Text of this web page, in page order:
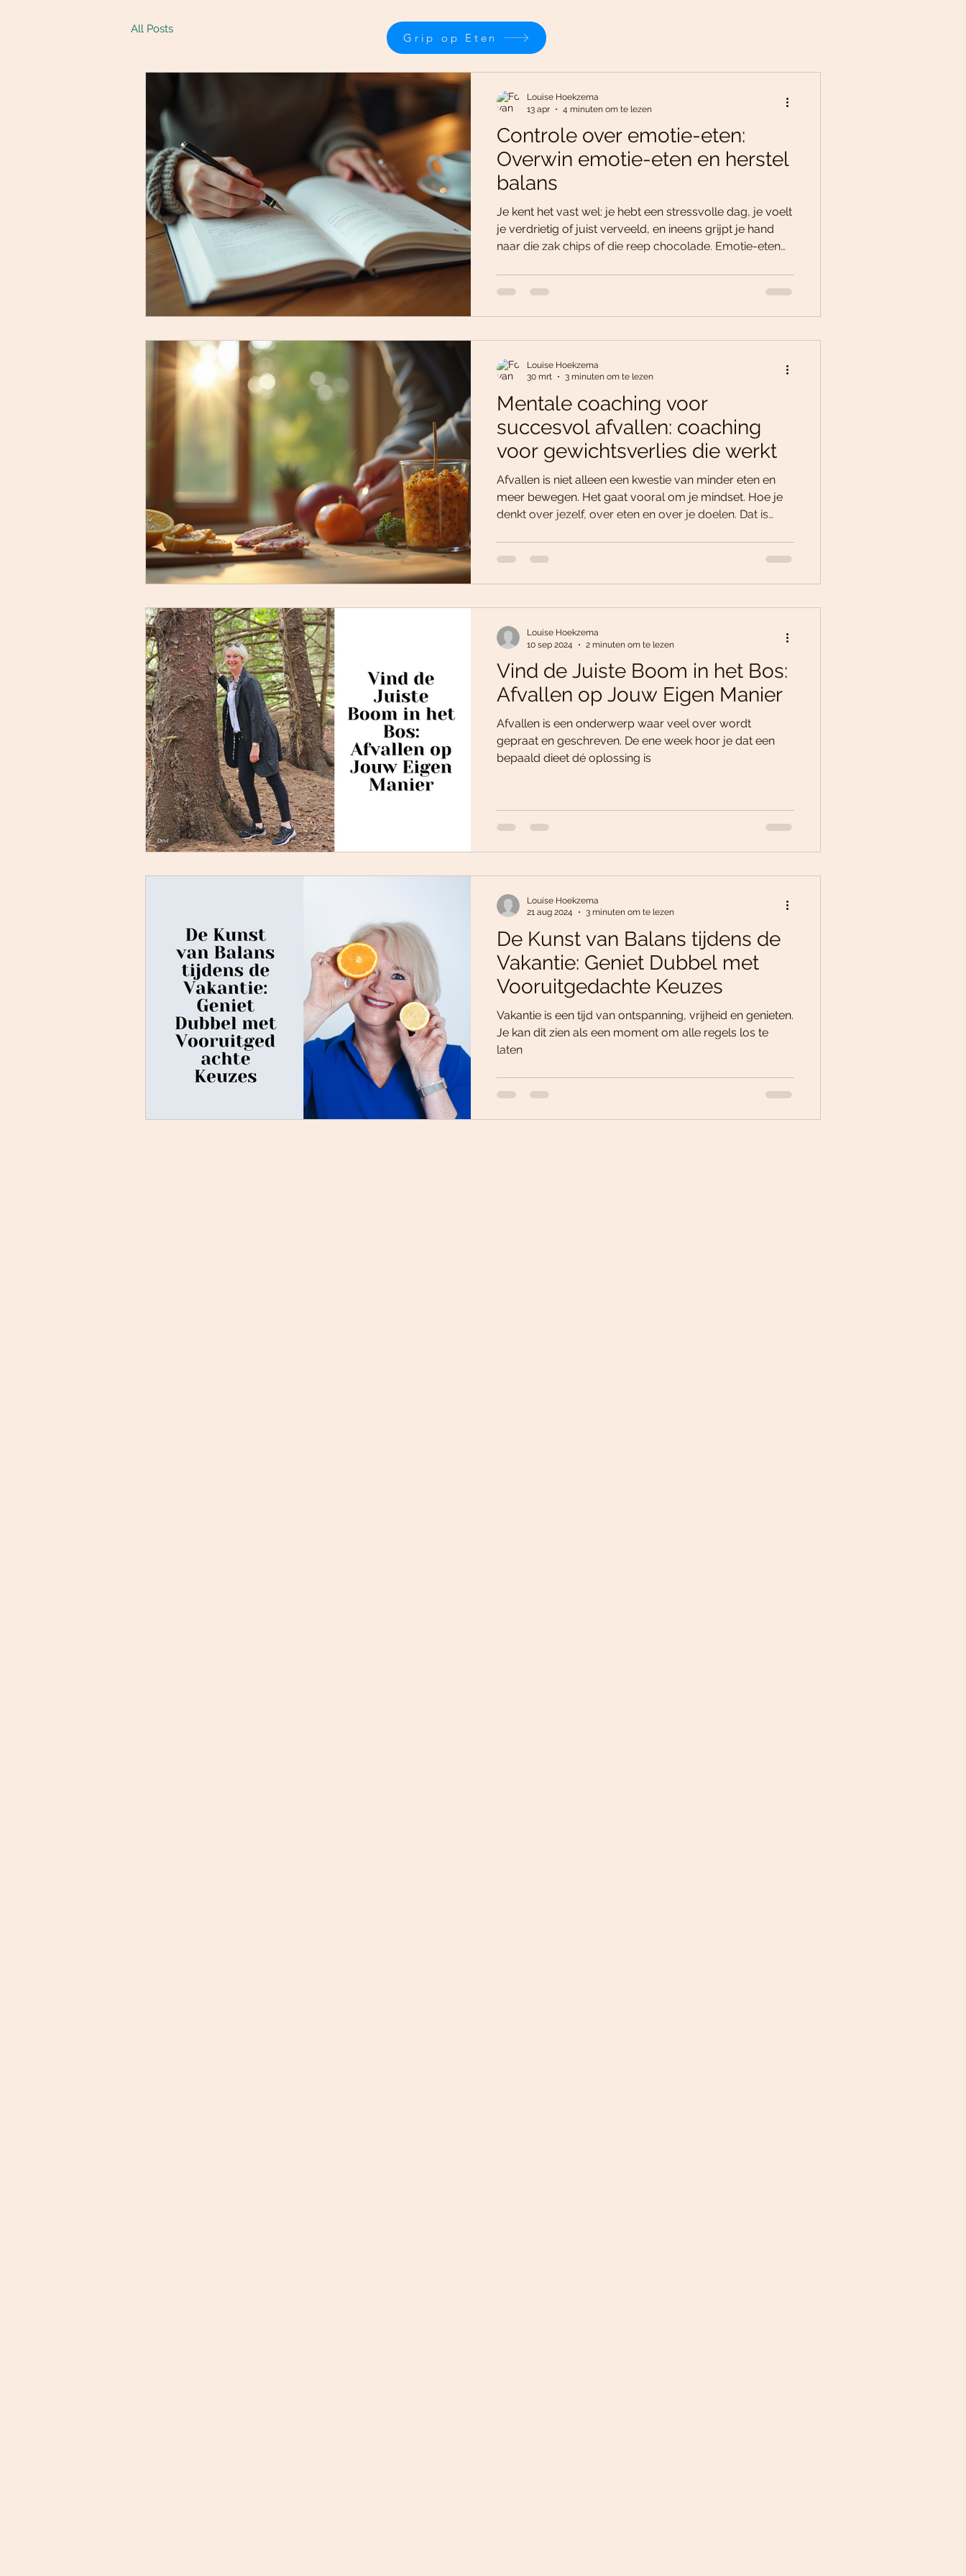
All Posts
Controle over emotie-eten:
Overwin emotie-eten en herstel
balans
Je kent het vast wel: je hebt een stressvolle dag, je voelt
je verdrietig of juist verveeld, en ineens grijpt je hand
naar die zak chips of die reep chocolade. Emotie-eten
ik je vertel dat jij wél de controle kunt terugpakken? Dat
je emotie eten de baas worden kunt? Ja, echt waar! In
Louise Hoekzema
13 apr
4 minuten om te lezen
Mentale coaching voor
succesvol afvallen: coaching
voor gewichtsverlies die werkt
Afvallen is niet alleen een kwestie van minder eten en
meer bewegen. Het gaat vooral om je mindset. Hoe je
denkt over jezelf, over eten en over je doelen. Dat is
je praktische tips om ook jouw afvalsproces een boost
te geven. Klaar om die terugkerende kilo’s voorgoed
Louise Hoekzema
30 mrt
3 minuten om te lezen
Vind de Juiste Boom in het Bos:
Afvallen op Jouw Eigen Manier
Afvallen is een onderwerp waar veel over wordt
gepraat en geschreven. De ene week hoor je dat een
bepaald dieet dé oplossing is
Louise Hoekzema
10 sep 2024
2 minuten om te lezen
De Kunst van Balans tijdens de
Vakantie: Geniet Dubbel met
Vooruitgedachte Keuzes
Vakantie is een tijd van ontspanning, vrijheid en genieten.
Je kan dit zien als een moment om alle regels los te
laten
Louise Hoekzema
21 aug 2024
3 minuten om te lezen
Grip op Eten